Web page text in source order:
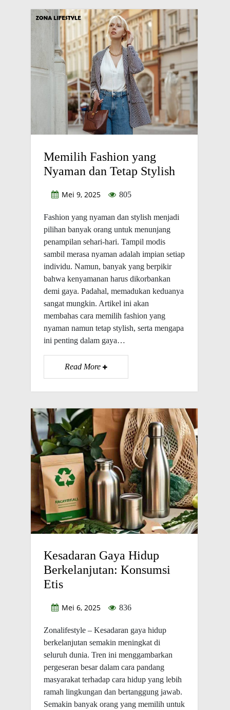
Memilih Fashion yang
Nyaman dan Tetap Stylish
Mei 9, 2025 805
Fashion yang nyaman dan stylish menjadi
pilihan banyak orang untuk menunjang
penampilan sehari-hari. Tampil modis
sambil merasa nyaman adalah impian setiap
individu. Namun, banyak yang berpikir
bahwa kenyamanan harus dikorbankan
demi gaya. Padahal, memadukan keduanya
sangat mungkin. Artikel ini akan
membahas cara memilih fashion yang
nyaman namun tetap stylish, serta mengapa
ini penting dalam gaya…
Read More
Kesadaran Gaya Hidup
Berkelanjutan: Konsumsi
Etis
Mei 6, 2025 836
Zonalifestyle – Kesadaran gaya hidup
berkelanjutan semakin meningkat di
seluruh dunia. Tren ini menggambarkan
pergeseran besar dalam cara pandang
masyarakat terhadap cara hidup yang lebih
ramah lingkungan dan bertanggung jawab.
Semakin banyak orang yang memilih untuk